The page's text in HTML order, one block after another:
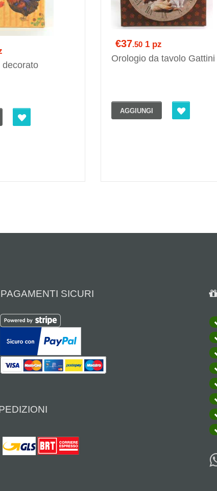
decorato
€37.501 pz
Orologio da tavolo Gattini
AGGIUNGI
SICURI